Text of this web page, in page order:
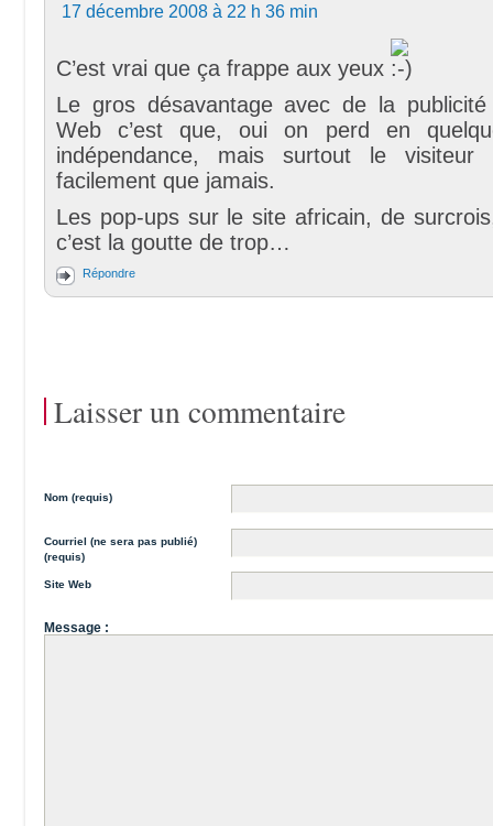
17 décembre 2008 à 22 h 36 min
C’est vrai que ça frappe aux yeux
Le gros désavantage avec de la
Web c’est que, oui on perd en
indépendance, mais surtout le
facilement que jamais.
Les pop-ups sur le site africain, de
c’est la goutte de trop…
Répondre
Laisser un commentaire
Nom (requis)
Courriel (ne sera pas publié)
(requis)
Site Web
Message :